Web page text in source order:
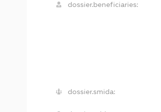
dossier.beneficiaries:
dossier.smida: